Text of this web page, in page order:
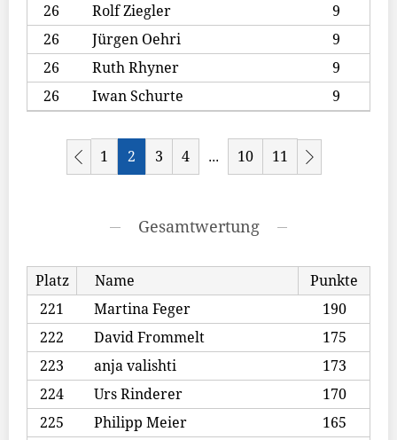
26
Rolf Ziegler
9
26
Jürgen Oehri
9
26
Ruth Rhyner
9
26
Iwan Schurte 9
1 2 3 4 ... 10 11
Gesamtwertung
Platz Name
Punkte
221
Martina Feger
190
222
David Frommelt
175
223
anja valishti
173
224
Urs Rinderer
170
225
Philipp Meier
165